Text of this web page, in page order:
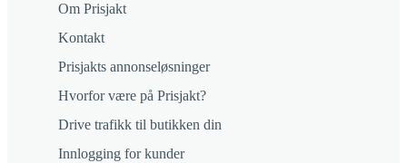
Om Prisjakt
Kontakt
Prisjakts annonseløsninger
Hvorfor være på Prisjakt?
Drive trafikk til butikken din
Innlogging for kunder